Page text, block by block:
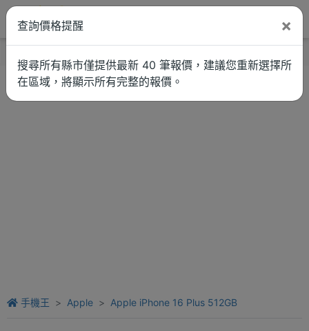
手機王 Apple Apple iPhone 16 Plus 512GB
查詢價格提醒 ×
搜尋所有縣市僅提供最新 40 筆報價，建議您重新選擇所
在區域，將顯示所有完整的報價。